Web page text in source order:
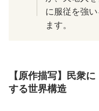
に服従を強
ます。
【原作描写】民衆
する世界構造